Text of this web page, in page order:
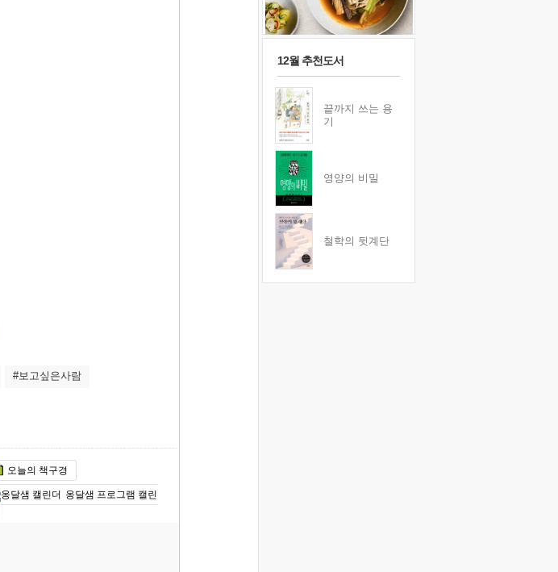
#보고싶은사람
오늘의 책구경
옹달샘 프로그램 캘린
12월 추천도서
끝까지 쓰는 용
기
영양의 비밀
철학의 뒷계단